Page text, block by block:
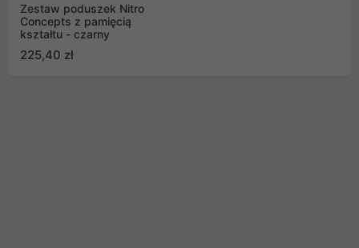
Zestaw poduszek Nitro
Concepts z pamięcią
kształtu - czarny
225,40 zł